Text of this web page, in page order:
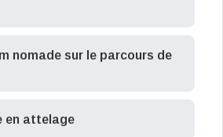
nomade sur le parcours de
en attelage